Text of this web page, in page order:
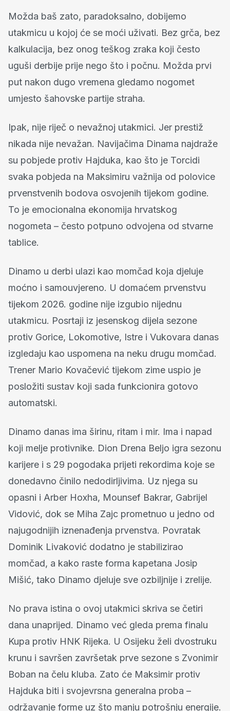
Možda baš zato, paradoksalno, dobijemo
utakmicu u kojoj će se moći uživati. Bez grča, bez
kalkulacija, bez onog teškog zraka koji često
uguši derbije prije nego što i počnu. Možda prvi
put nakon dugo vremena gledamo nogomet
umjesto šahovske partije straha.
Ipak, nije riječ o nevažnoj utakmici. Jer prestiž
nikada nije nevažan. Navijačima Dinama najdraže
su pobjede protiv Hajduka, kao što je Torcidi
svaka pobjeda na Maksimiru važnija od polovice
prvenstvenih bodova osvojenih tijekom godine.
To je emocionalna ekonomija hrvatskog
nogometa – često potpuno odvojena od stvarne
tablice.
Dinamo u derbi ulazi kao momčad koja djeluje
moćno i samouvjereno. U domaćem prvenstvu
tijekom 2026. godine nije izgubio nijednu
utakmicu. Posrtaji iz jesenskog dijela sezone
protiv Gorice, Lokomotive, Istre i Vukovara danas
izgledaju kao uspomena na neku drugu momčad.
Trener Mario Kovačević tijekom zime uspio je
posložiti sustav koji sada funkcionira gotovo
automatski.
Dinamo danas ima širinu, ritam i mir. Ima i napad
koji melje protivnike. Dion Drena Beljo igra sezonu
karijere i s 29 pogodaka prijeti rekordima koje se
donedavno činilo nedodirljivima. Uz njega su
opasni i Arber Hoxha, Mounsef Bakrar, Gabrijel
Vidović, dok se Miha Zajc prometnuo u jedno od
najugodnijih iznenađenja prvenstva. Povratak
Dominik Livaković dodatno je stabilizirao
momčad, a kako raste forma kapetana Josip
Mišić, tako Dinamo djeluje sve ozbiljnije i zrelije.
No prava istina o ovoj utakmici skriva se četiri
dana unaprijed. Dinamo već gleda prema finalu
Kupa protiv HNK Rijeka. U Osijeku želi dvostruku
krunu i savršen završetak prve sezone s Zvonimir
Boban na čelu kluba. Zato će Maksimir protiv
Hajduka biti i svojevrsna generalna proba –
održavanje forme uz što manju potrošnju energije.